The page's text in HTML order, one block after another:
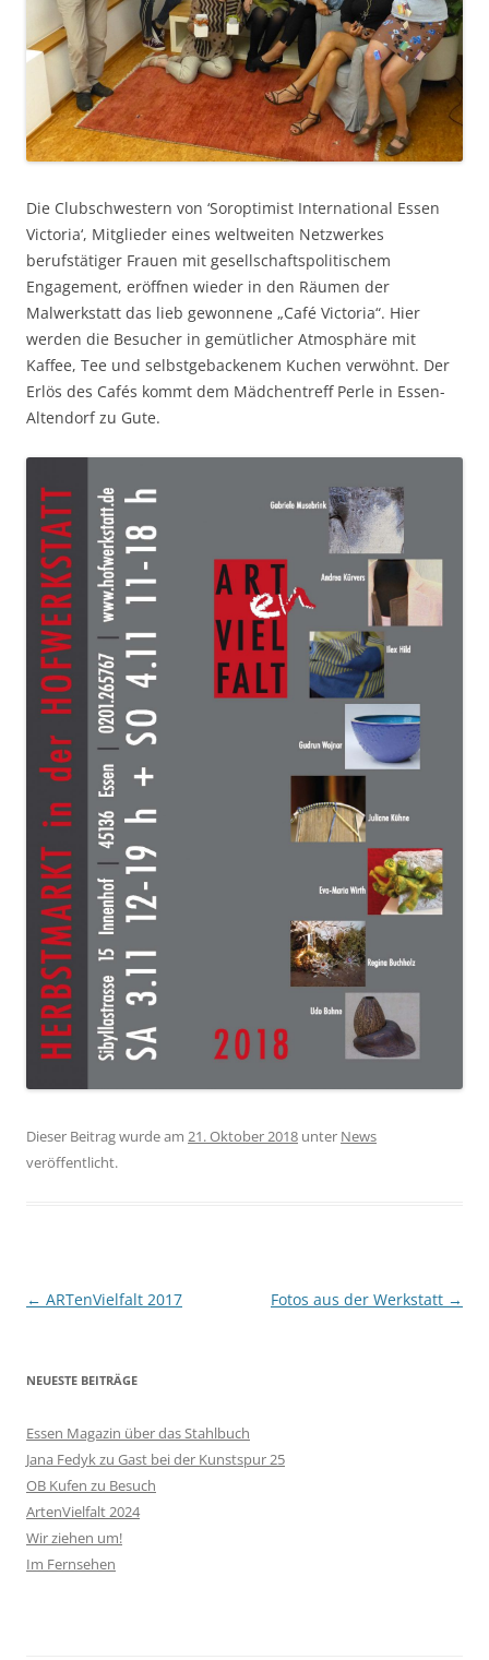
Die Clubschwestern von ‘Soroptimist International Essen
Victoria‘, Mitglieder eines weltweiten Netzwerkes
berufstätiger Frauen mit gesellschaftspolitischem
Engagement, eröffnen wieder in den Räumen der
Malwerkstatt das lieb gewonnene „Café Victoria“. Hier
werden die Besucher in gemütlicher Atmosphäre mit
Kaffee, Tee und selbstgebackenem Kuchen verwöhnt. Der
Erlös des Cafés kommt dem Mädchentreff Perle in Essen-
Altendorf zu Gute.
Dieser Beitrag wurde am 21. Oktober 2018 unter News
veröffentlicht.
Beitragsnavigation
← ARTenVielfalt 2017 Fotos aus der Werkstatt →
NEUESTE BEITRÄGE
Essen Magazin über das Stahlbuch
Jana Fedyk zu Gast bei der Kunstspur 25
OB Kufen zu Besuch
ArtenVielfalt 2024
Wir ziehen um!
Im Fernsehen